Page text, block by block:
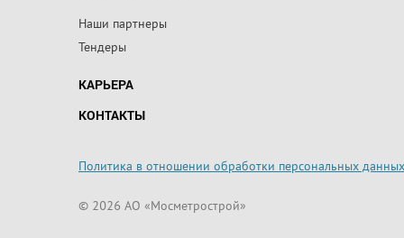
Наши партнеры
Тендеры
КАРЬЕРА
КОНТАКТЫ
Политика в отношении обработки персональных данных
© 2026 АО «Мосметрострой»